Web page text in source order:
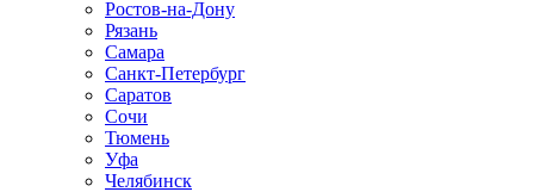
Ростов-на-Дону
Рязань
Самара
Санкт-Петербург
Саратов
Сочи
Тюмень
Уфа
Челябинск